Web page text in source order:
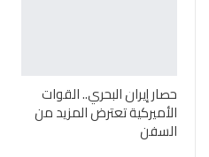
حصار إيران البحري.. القوات
الأميركية تعترض المزيد من
السفن